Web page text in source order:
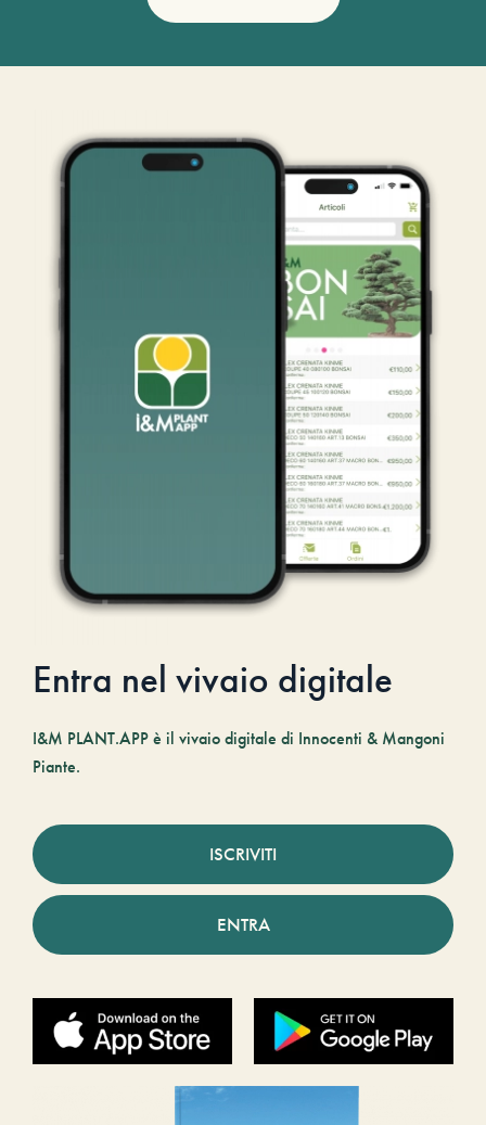
Entra nel vivaio digitale
I&M PLANT.APP è il vivaio digitale di Innocenti & Mangoni
Piante.
ISCRIVITI
ENTRA